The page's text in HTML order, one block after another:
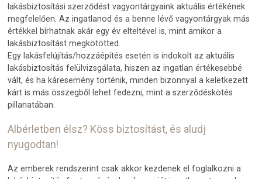
lakásbiztosítási szerződést vagyontárgyaink aktuális értékének
megfelelően. Az ingatlanod és a benne lévő vagyontárgyak más
értékkel bírhatnak akár egy év elteltével is, mint amikor a
lakásbiztosítást megkötötted.
Egy lakásfelújítás/hozzáépítés esetén is indokolt az aktuális
lakásbiztosítás felülvizsgálata, hiszen az ingatlan értékesebbé
vált, és ha káresemény történik, minden bizonnyal a keletkezett
kárt is más összegből lehet fedezni, mint a szerződéskötés
pillanatában.
Albérletben élsz? Köss biztosítást, és aludj
nyugodtan!
Az emberek rendszerint csak akkor kezdenek el foglalkozni a